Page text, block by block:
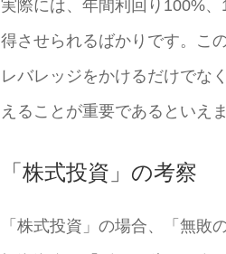
実際には、年間利回り100%
得させられるばかりです。こ
レバレッジをかけるだけでな
えることが重要であるといえま
「株式投資」の考察
「株式投資」の場合、「無敗